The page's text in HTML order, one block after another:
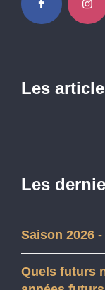
Les
Les
Saison 2026
Quels futurs